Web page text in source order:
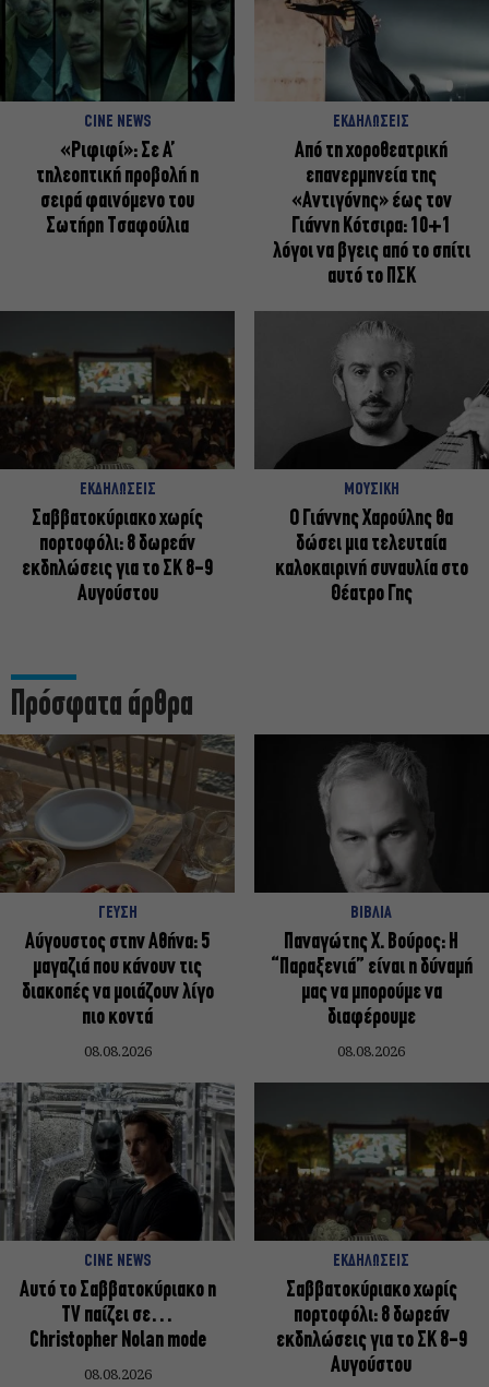
CINE NEWS
«Ριφιφί»: Σε Α’
τηλεοπτική προβολή η
σειρά φαινόμενο του
Σωτήρη Τσαφούλια
ΕΚΔΗΛΩΣΕΙΣ
Από τη χοροθεατρική
επανερμηνεία της
«Αντιγόνης» έως τον
Γιάννη Κότσιρα: 10+1
λόγοι να βγεις από το σπίτι
αυτό το ΠΣΚ
ΕΚΔΗΛΩΣΕΙΣ
Σαββατοκύριακο χωρίς
πορτοφόλι: 8 δωρεάν
εκδηλώσεις για το ΣΚ 8-9
Αυγούστου
ΜΟΥΣΙΚΗ
Ο Γιάννης Χαρούλης θα
δώσει μια τελευταία
καλοκαιρινή συναυλία στο
Θέατρο Γης
Πρόσφατα άρθρα
ΓΕΥΣΗ
Αύγουστος στην Αθήνα: 5
μαγαζιά που κάνουν τις
διακοπές να μοιάζουν λίγο
πιο κοντά
08.08.2026
ΒΙΒΛΙΑ
Παναγώτης Χ. Βούρος: Η
“Παραξενιά” είναι η δύναμή
μας να μπορούμε να
διαφέρουμε
08.08.2026
CINE NEWS
Αυτό το Σαββατοκύριακο η
TV παίζει σε…
Christopher Nolan mode
08.08.2026
ΕΚΔΗΛΩΣΕΙΣ
Σαββατοκύριακο χωρίς
πορτοφόλι: 8 δωρεάν
εκδηλώσεις για το ΣΚ 8-9
Αυγούστου